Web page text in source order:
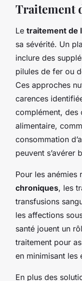
Traitement
Le traitement de
sa sévérité. Un
inclure des
pilules de fer ou
Ces approches
carences
complément, des
alimentaire,
consommation
peuvent s’avérer
Pour les anémies
chroniques, les
transfusions
les affections
santé jouent un
traitement pour
en minimisant les
En plus des